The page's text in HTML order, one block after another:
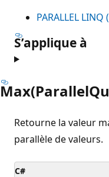
PARALLEL LINQ
S’applique à
Retourne la valeur
parallèle de valeurs.
C#